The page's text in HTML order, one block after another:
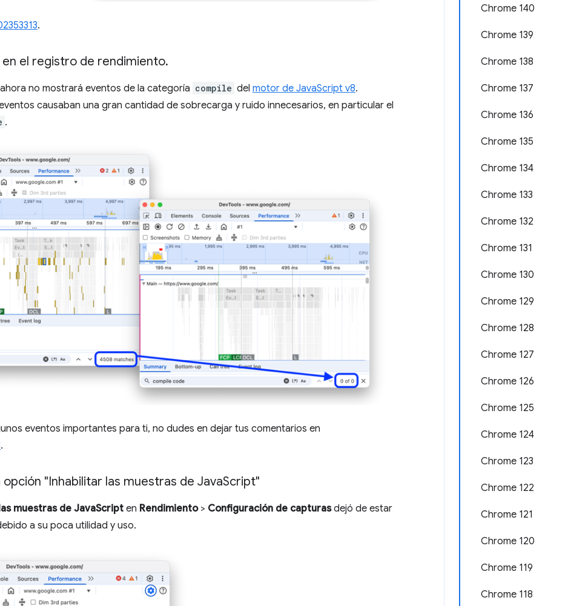
Chrome 140
Chrome 139
Chrome 138
Chrome 137
Chrome 136
Chrome 135
Chrome 134
Chrome 133
Chrome 132
Chrome 131
Chrome 130
Chrome 129
Chrome 128
Chrome 127
Chrome 126
Chrome 125
Chrome 124
Chrome 123
Chrome 122
Chrome 121
Chrome 120
Chrome 119
Chrome 118
.
en el registro de rendimiento.
no mostrará eventos de la categoría compile del motor de JavaScript v8.
causaban una gran cantidad de sobrecarga y ruido innecesarios, en particular el
.
eventos importantes para ti, no dudes en dejar tus comentarios en
.
opción "Inhabilitar las muestras de JavaScript"
muestras de JavaScript en Rendimiento> Configuración de capturasdejó de estar
a su poca utilidad y uso.